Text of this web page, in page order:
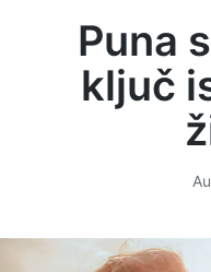
Puna
ključ